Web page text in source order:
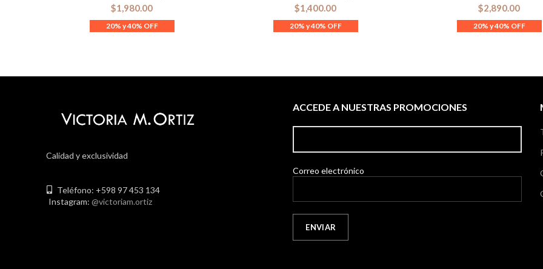
$1,980.00 $1,400.00 $2,890.00
Calidad y exclusividad
Teléfono: +598 97 453 134
Instagram: @victoriam.ortiz
ACCEDE A NUESTRAS PROMOCIONES
Correo electrónico